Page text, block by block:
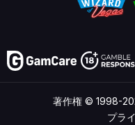
著作権 © 1998-
プラ